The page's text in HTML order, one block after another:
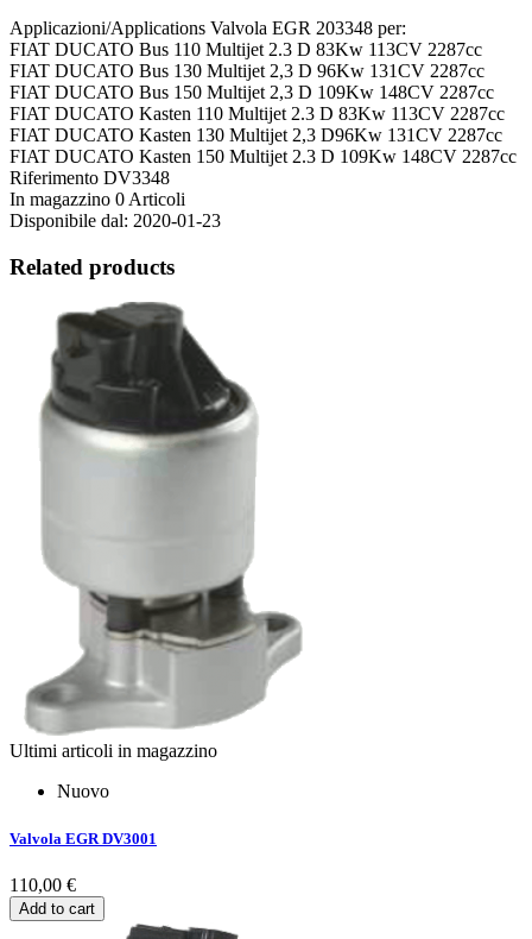
Applicazioni/Applications Valvola EGR 203348 per:
FIAT DUCATO Bus 110 Multijet 2.3 D 83Kw 113CV 2287cc
FIAT DUCATO Bus 130 Multijet 2,3 D 96Kw 131CV 2287cc
FIAT DUCATO Bus 150 Multijet 2,3 D 109Kw 148CV 2287cc
FIAT DUCATO Kasten 110 Multijet 2.3 D 83Kw 113CV 2287cc
FIAT DUCATO Kasten 130 Multijet 2,3 D96Kw 131CV 2287cc
FIAT DUCATO Kasten 150 Multijet 2.3 D 109Kw 148CV 2287cc
Riferimento DV3348
In magazzino 0 Articoli
Disponibile dal: 2020-01-23
Related products
Ultimi articoli in magazzino
Nuovo
Valvola EGR DV3001
110,00 €
Add to cart